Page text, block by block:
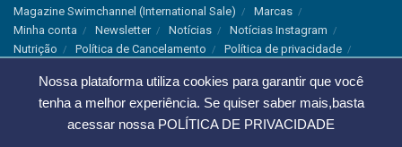
Nossa plataforma utiliza cookies para garantir que você
tenha a melhor experiência. Se quiser saber mais,basta
acessar nossa POLÍTICA DE PRIVACIDADE
Magazine Swimchannel (International Sale)
Marcas
Minha conta
Newsletter Notícias
Notícias Instagram
Nutrição
Política de Cancelamento
Política de privacidade
Recordes & Rankings
Revistas Saúde
Sobre Nós
Swimchannel
Thank You Treino
Troca e Devolução
Troca, Devolução e Cancelamentos